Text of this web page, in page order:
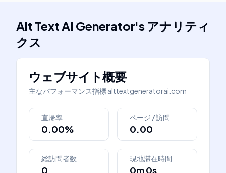
Alt Text AI Generator's アナリティ
クス
ウェブサイト概要
主なパフォーマンス指標alttextgeneratorai.com
直帰率
0.00%
ページ / 訪問
0.00
総訪問者数
0
現地滞在時間
0m 0s